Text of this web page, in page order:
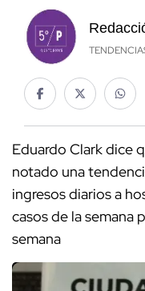
Eduardo Clark dice
notado una
ingresos diarios a
casos de la semana
semana